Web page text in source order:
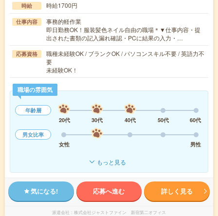
時給 時給1700円
仕事内容
事務的軽作業
即日勤務OK！服装髪色ネイル自由の職場＊▼仕事内容・提
出された書類の記入漏れ確認・PCに結果の入力・…
応募資格
職種未経験OK / ブランクOK / パソコンスキル不要 / 英語力不
要
未経験OK！
職場の雰囲気
年齢層
20代
30代 40代 50代
60代
男女比率
女性
男性
もっと見る
気になる! 応募へ進む 詳しく見る
派遣会社 株式会社ジャストファイン 新宿第二オフィス